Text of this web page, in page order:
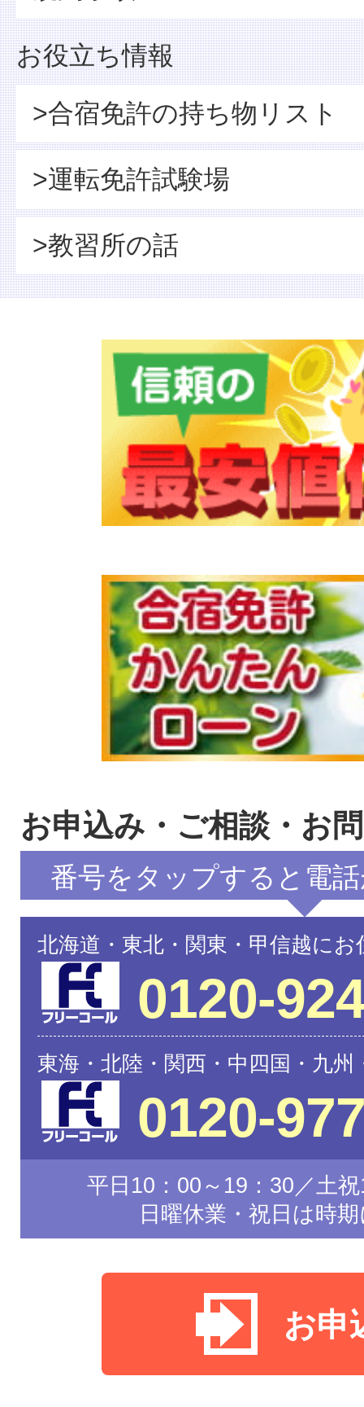
お役立ち情報
>合宿免許の持ち物リスト
>運転免許試験場
>教習所の話
お申込み・ご相談・お
番号をタップすると電
北海道・東北・関東・甲信越に
0120-
東海・北陸・関西・中四国・九
0120-
平日10：00～19：30／土
日曜休業・祝日は時
お申